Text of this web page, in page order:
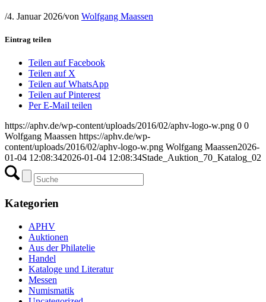
/4. Januar 2026/von Wolfgang Maassen
Eintrag teilen
Teilen auf Facebook
Teilen auf X
Teilen auf WhatsApp
Teilen auf Pinterest
Per E-Mail teilen
https://aphv.de/wp-content/uploads/2016/02/aphv-logo-w.png 0 0
Wolfgang Maassen https://aphv.de/wp-
content/uploads/2016/02/aphv-logo-w.png Wolfgang Maassen2026-
01-04 12:08:342026-01-04 12:08:34Stade_Auktion_70_Katalog_02
Kategorien
APHV
Auktionen
Aus der Philatelie
Handel
Kataloge und Literatur
Messen
Numismatik